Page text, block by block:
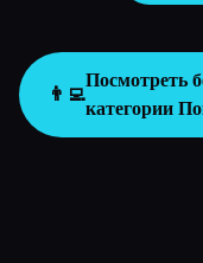
👨‍💻
Посмотреть
категории